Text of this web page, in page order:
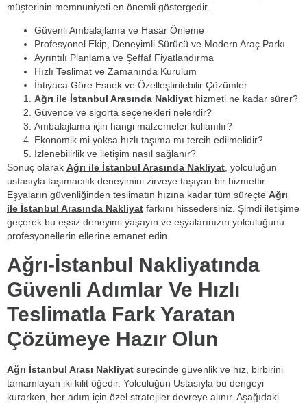
müşterinin memnuniyeti en önemli göstergedir.
Güvenli Ambalajlama ve Hasar Önleme
Profesyonel Ekip, Deneyimli Sürücü ve Modern Araç Parkı
Ayrıntılı Planlama ve Şeffaf Fiyatlandırma
Hızlı Teslimat ve Zamanında Kurulum
İhtiyaca Göre Esnek ve Özelleştirilebilir Çözümler
Ağrı ile İstanbul Arasında Nakliyat hizmeti ne kadar sürer?
Güvence ve sigorta seçenekleri nelerdir?
Ambalajlama için hangi malzemeler kullanılır?
Ekonomik mi yoksa hızlı taşıma mı tercih edilmelidir?
İzlenebilirlik ve iletişim nasıl sağlanır?
Sonuç olarak Ağrı ile İstanbul Arasında Nakliyat, yolculuğun
ustasıyla taşımacılık deneyimini zirveye taşıyan bir hizmettir.
Eşyaların güvenliğinden teslimatın hızına kadar tüm süreçte Ağrı
ile İstanbul Arasında Nakliyat farkını hissedersiniz. Şimdi iletişime
geçerek bu eşsiz deneyimi yaşayın ve eşyalarınızın yolculuğunu
profesyonellerin ellerine emanet edin.
Ağrı-İstanbul Nakliyatında
Güvenli Adımlar Ve Hızlı
Teslimatla Fark Yaratan
Çözümeye Hazır Olun
Ağrı İstanbul Arası Nakliyat sürecinde güvenlik ve hız, birbirini
tamamlayan iki kilit öğedir. Yolculuğun Ustasıyla bu dengeyi
kurarken, her adım için özel stratejiler devreye alınır. Aşağıdaki